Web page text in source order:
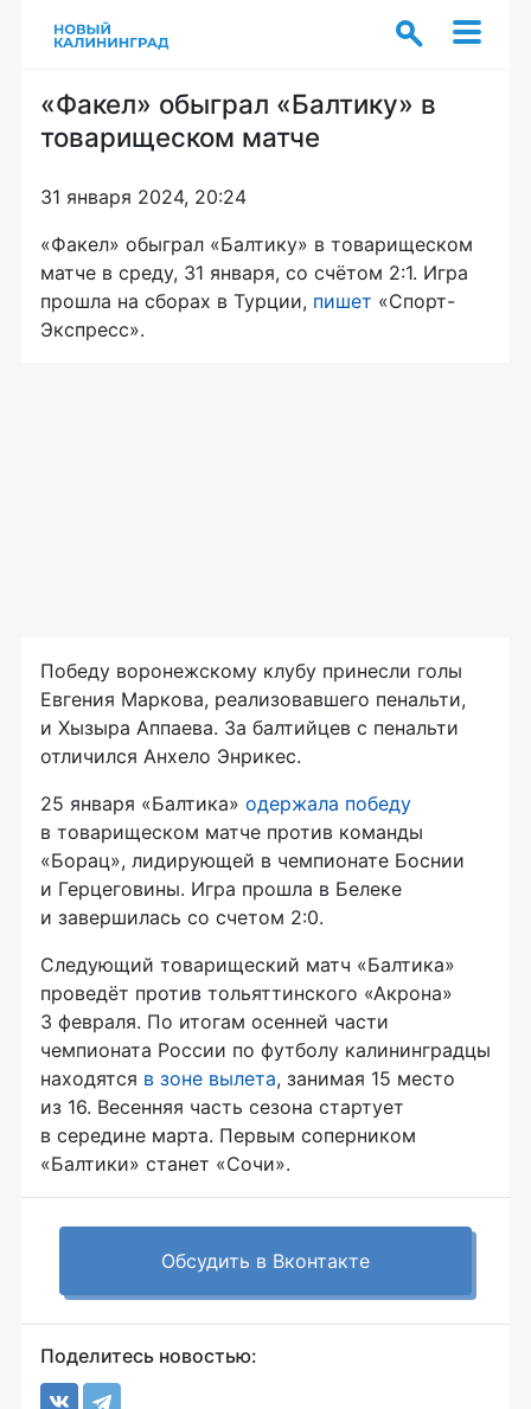
«Факел» обыграл «Балтику» в
товарищеском матче
31 января 2024, 20:24
«Факел» обыграл «Балтику» в товарищеском
матче в среду, 31 января, со счётом 2:1. Игра
прошла на сборах в Турции, пишет «Спорт-
Экспресс».
Победу воронежскому клубу принесли голы
Евгения Маркова, реализовавшего пенальти,
и Хызыра Аппаева. За балтийцев с пенальти
отличился Анхело Энрикес.
25 января «Балтика» одержала победу
в товарищеском матче против команды
«Борац», лидирующей в чемпионате Боснии
и Герцеговины. Игра прошла в Белеке
и завершилась со счетом 2:0.
Следующий товарищеский матч «Балтика»
проведёт против тольяттинского «Акрона»
3 февраля. По итогам осенней части
чемпионата России по футболу калининградцы
находятся в зоне вылета, занимая 15 место
из 16. Весенняя часть сезона стартует
в середине марта. Первым соперником
«Балтики» станет «Сочи».
Обсудить в Вконтакте
Поделитесь новостью: